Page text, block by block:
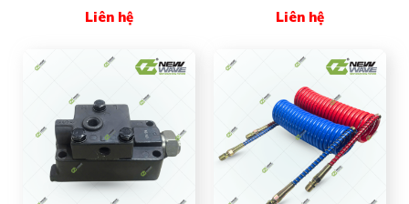
Liên hệ
(#9730093000) New Wave
Liên hệ